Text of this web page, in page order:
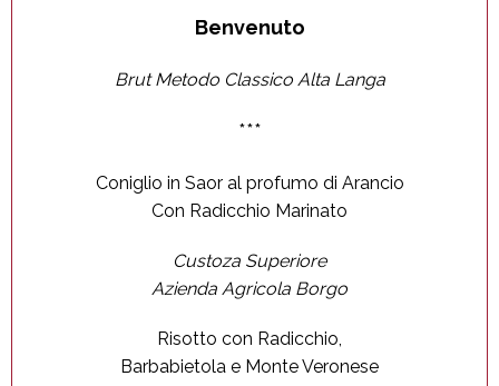
Benvenuto
Brut Metodo Classico Alta Langa
***
Coniglio in Saor al profumo di Arancio
Con Radicchio Marinato
Custoza Superiore
Azienda Agricola Borgo
Risotto con Radicchio,
Barbabietola e Monte Veronese